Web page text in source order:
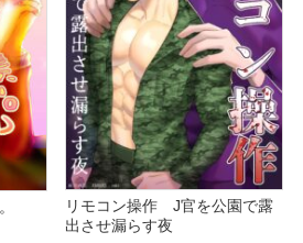
リモコン操作 J官を公園で露
出させ漏らす夜